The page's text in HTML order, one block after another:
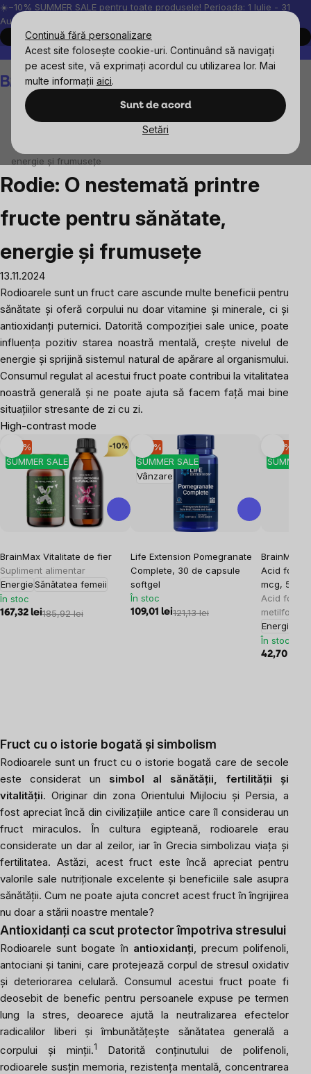
Continuă fără personalizare
Acest site folosește cookie-uri. Continuând să navigați
pe acest site, vă exprimați acordul cu utilizarea lor. Mai
multe informații aici.
Sunt de acord
Setări
Treci
la
conținut
☀️−10% SUMMER SALE pentru toate produsele! Perioada: 1 Iulie - 31
August, 2026.
Cumpără acum
Peste 200.000 de recenzii verificate
Produsele noastre sunt
Coş
de
energie și frumusețe
Rodie: O nestemată printre
fructe pentru sănătate,
energie și frumusețe
13.11.2024
Rodioarele sunt un fruct care ascunde multe beneficii pentru
sănătate și oferă corpului nu doar vitamine și minerale, ci și
antioxidanți puternici. Datorită compoziției sale unice, poate
influența pozitiv starea noastră mentală, crește nivelul de
energie și sprijină sistemul natural de apărare al organismului.
Consumul regulat al acestui fruct poate contribui la vitalitatea
noastră generală și ne poate ajuta să facem față mai bine
situațiilor stresante de zi cu zi.
High-contrast mode
SUMMER SALE
-10 %
BrainMax Vitalitate de fier
Supliment alimentar
EnergieSănătatea femeii
În stoc
167,32 lei185,92 lei
SUMMER SALE
Vânzare
-10 %
Life Extension Pomegranate
Complete, 30 de capsule
softgel
În stoc
109,01 lei121,13 lei
SUMMER
-10 %
BrainMax
Acid folic
mcg, 50
Acid folic
metilfolat,
Energie
În stoc
42,70 lei
Fruct cu o istorie bogată și simbolism
Rodioarele sunt un fruct cu o istorie bogată care de secole
este considerat un simbol al sănătății, fertilității și
vitalității. Originar din zona Orientului Mijlociu și Persia, a
fost apreciat încă din civilizațiile antice care îl considerau un
fruct miraculos. În cultura egipteană, rodioarele erau
considerate un dar al zeilor, iar în Grecia simbolizau viața și
fertilitatea. Astăzi, acest fruct este încă apreciat pentru
valorile sale nutriționale excelente și beneficiile sale asupra
sănătății. Cum ne poate ajuta concret acest fruct în îngrijirea
nu doar a stării noastre mentale?
Antioxidanți ca scut protector împotriva stresului
Rodioarele sunt bogate în antioxidanți, precum polifenoli,
antociani și tanini, care protejează corpul de stresul oxidativ
și deteriorarea celulară. Consumul acestui fruct poate fi
deosebit de benefic pentru persoanele expuse pe termen
lung la stres, deoarece ajută la neutralizarea efectelor
radicalilor liberi și îmbunătățește sănătatea generală a
corpului și minții.1
Datorită conținutului de polifenoli,
rodioarele susțin memoria, rezistența mentală, concentrarea